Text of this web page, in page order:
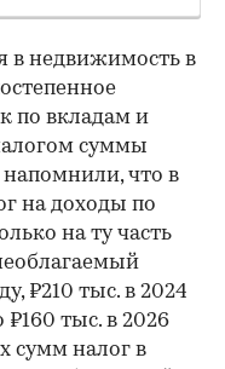
в недвижимость в
по вкладам и
суммы
напомнили, что в
на доходы по
на ту часть
₽210 тыс. в 2024
₽160 тыс. в 2026
сумм налог в